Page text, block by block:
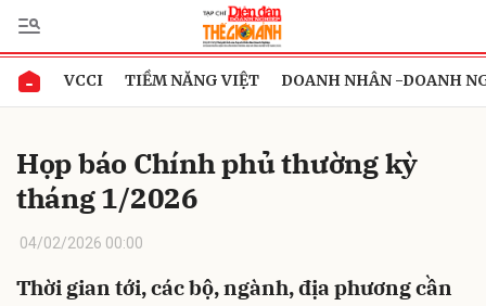
VCCI TIỀM NĂNG VIỆT DOANH NHÂN -DOANH
Họp báo Chính phủ thường kỳ
tháng 1/2026
04/02/2026 00:00
Thời gian tới, các bộ, ngành, địa phương cần
Gửi bình luận